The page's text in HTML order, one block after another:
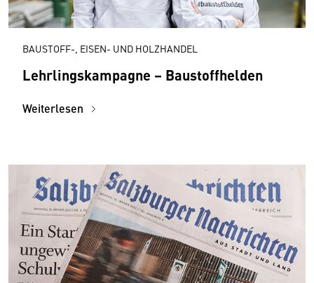
BAUSTOFF-, EISEN- UND HOLZHANDEL
Lehrlingskampagne – Baustoffhelden
Weiterlesen